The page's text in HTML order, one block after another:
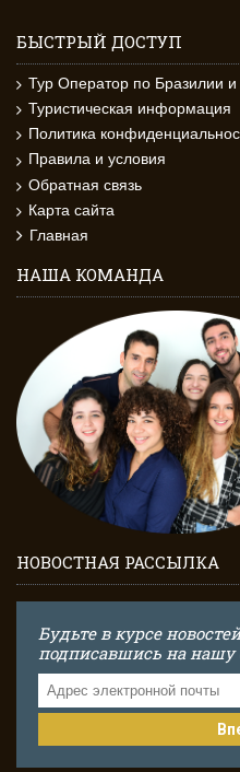
БЫСТРЫЙ ДОСТУП
Тур Оператор по Бразилии
Туристическая информация
Политика
Правила и условия
Обратная связь
Карта сайта
Главная
НАША КОМАНДА
НОВОСТНАЯ РАССЫЛКА
Будьте в курсе
подписавшись на